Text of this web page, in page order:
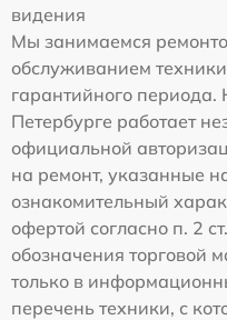
видения
Мы занимаемся
обслуживанием
гарантийного
Петербурге работает
официальной
на ремонт, указанные
ознакомительный
офертой согласно п. 2
обозначения торговой
только в
перечень техники, с